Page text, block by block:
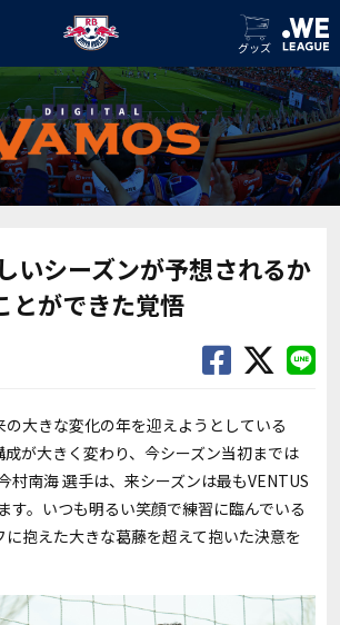
グッズ
いシーズンが予想されるか
とができた覚悟
大きな変化の年を迎えようとしている
が大きく変わり、今シーズン当初までは
村南海 選手は、来シーズンは最もVENTUS
す。いつも明るい笑顔で練習に臨んでいる
抱えた大きな葛藤を超えて抱いた決意を